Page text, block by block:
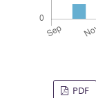
PDF